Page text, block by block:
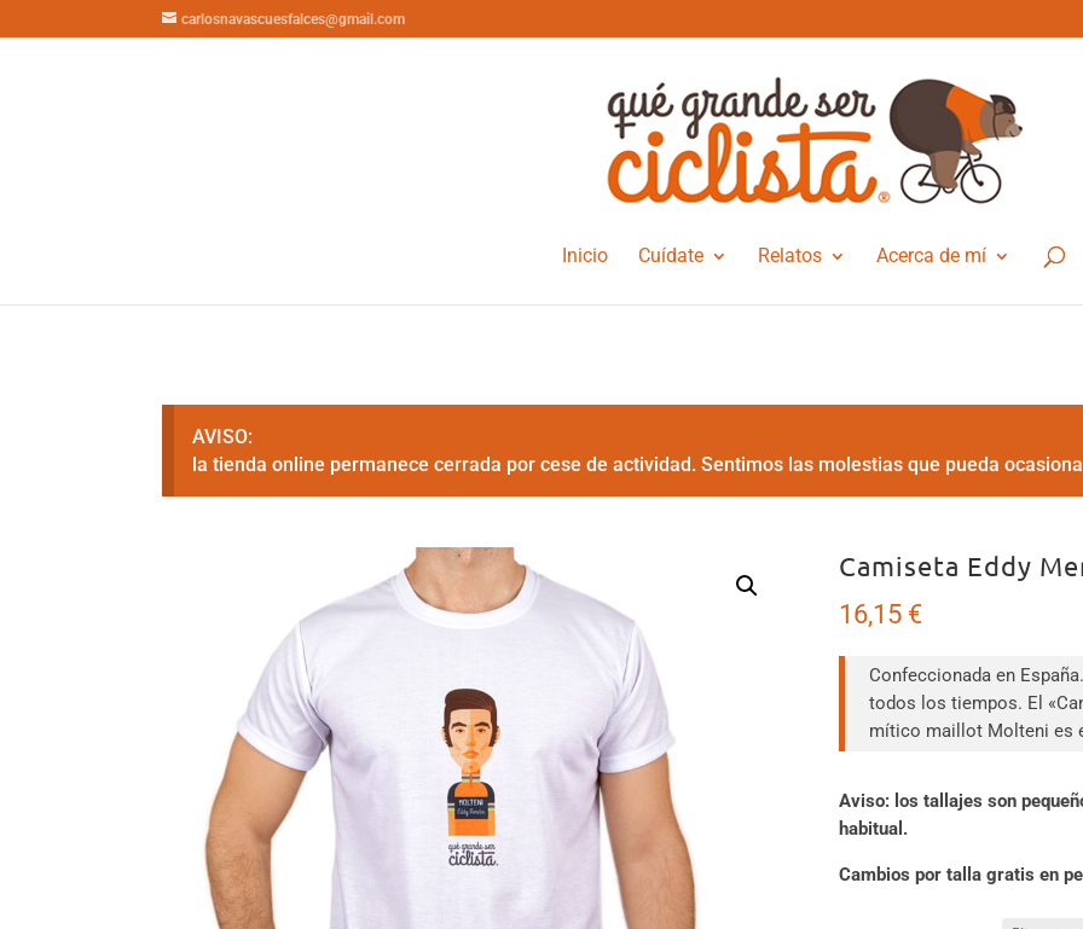
carlosnavascuesfalces@gmail.com
Inicio Cuídate Relatos Acerca de mí
AVISO:
la tienda online permanece cerrada por cese de actividad. Sentimos las molestias que pueda
Camiseta Eddy
16,15 €
Confeccionada en
todos los tiempos. El
mítico maillot Molteni es
Aviso: los tallajes son
habitual.
Cambios por talla gratis en